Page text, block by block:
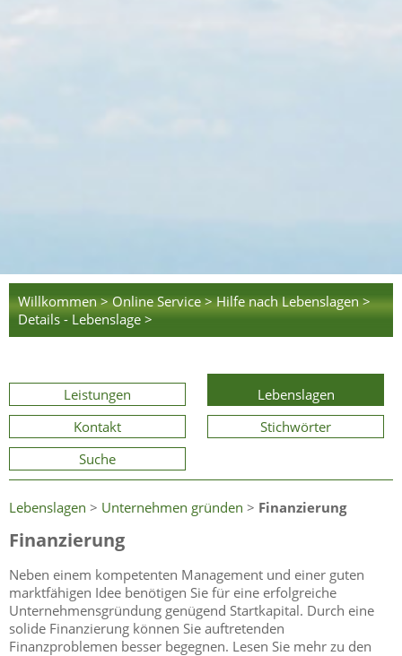
Willkommen > Online Service > Hilfe nach Lebenslagen >
Details - Lebenslage >
Leistungen
Lebenslagen
Kontakt
Stichwörter
Suche
Lebenslagen > Unternehmen gründen > Finanzierung
Finanzierung
Neben einem kompetenten Management und einer guten
marktfähigen Idee benötigen Sie für eine erfolgreiche
Unternehmensgründung genügend Startkapital. Durch eine
solide Finanzierung können Sie auftretenden
Finanzproblemen besser begegnen. Lesen Sie mehr zu den